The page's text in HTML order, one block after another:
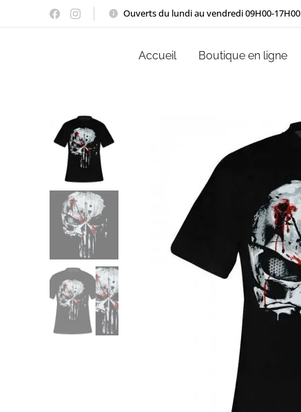
Ouverts du lundi au vendredi 09H00-17H00
Accueil Boutique en ligne